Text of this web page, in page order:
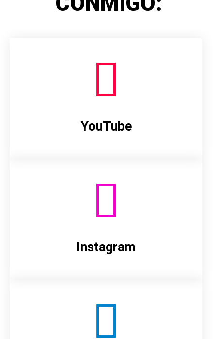
YouTube
Instagram